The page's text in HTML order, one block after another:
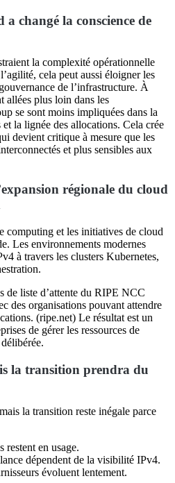
changé la conscience de
la complexité opérationnelle
cela peut aussi éloigner les
de l’infrastructure. À
allées plus loin dans les
se sont moins impliquées dans la
la lignée des allocations. Cela crée
devient critique à mesure que les
et plus sensibles aux
régionale du cloud
computing et les initiatives de cloud
Les environnements modernes
à travers les clusters Kubernetes,
de liste d’attente du RIPE NCC
des organisations pouvant attendre
(ripe.net) Le résultat est un
de gérer les ressources de
la transition prendra du
la transition reste inégale parce
restent en usage.
dépendent de la visibilité IPv4.
évoluent lentement.